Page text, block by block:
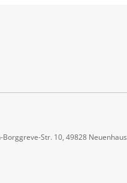
Str. 10, 49828 Neuenhaus